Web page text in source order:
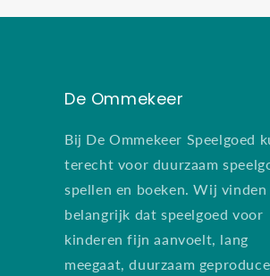
De Ommekeer
Bij De Ommekeer Speelgoed
terecht voor duurzaam
spellen en boeken. Wij
belangrijk dat speelgoed voor
kinderen fijn aanvoelt, lang
meegaat, duurzaam